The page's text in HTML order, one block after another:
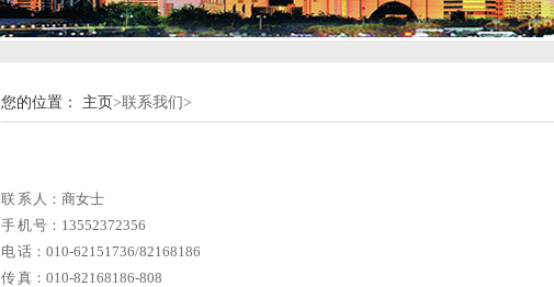
您的位置： 主页>联系我们>
联 系 人：商女士
手 机 号：13552372356
电 话：010-62151736/82168186
传 真：010-82168186-808